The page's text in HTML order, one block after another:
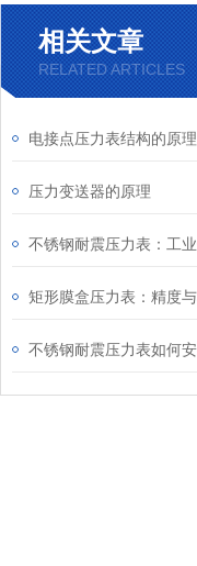
相关文章
RELATED ARTICLES
电接点压力表结构的原理
压力变送器的原理